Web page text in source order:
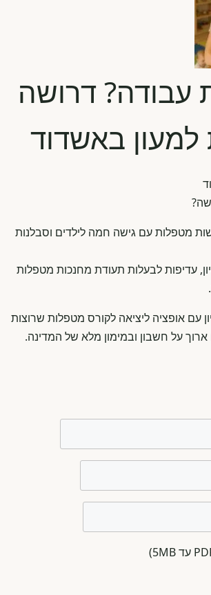
דרושה
באשדוד
מטפלות עם גישה חמה לילדים וסבלנות
עדיפות לבעלות תעודת מחנכות מטפלות
עם אופציה ליציאה לקורס מטפלות שרוצות
ארוך על חשבון ובמימון מלא של המדינה.